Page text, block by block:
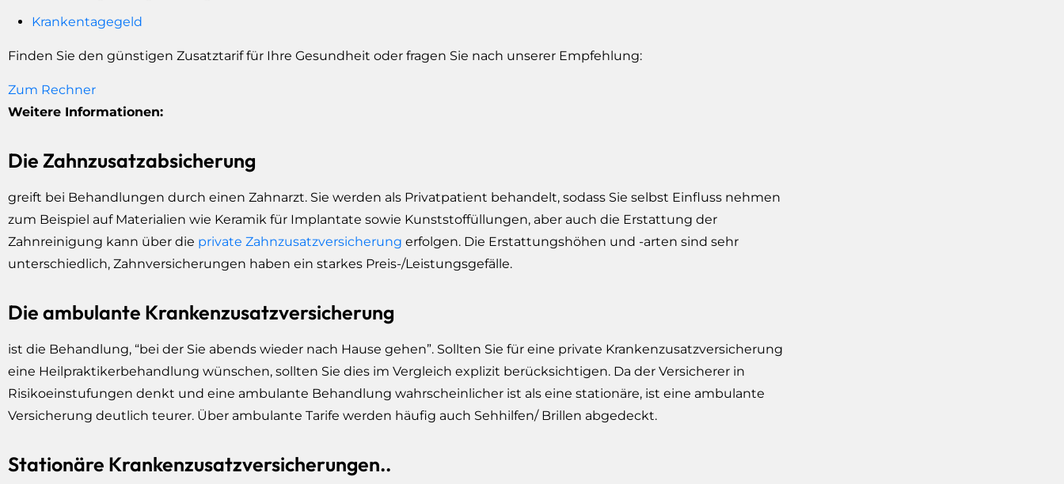
Krankentagegeld
Finden Sie den günstigen Zusatztarif für Ihre Gesundheit oder fragen Sie nach unserer Empfehlung:
Zum Rechner
Weitere Informationen:
Die Zahnzusatzabsicherung
greift bei Behandlungen durch einen Zahnarzt. Sie werden als Privatpatient behandelt, sodass Sie selbst Einfluss nehmen
zum Beispiel auf Materialien wie Keramik für Implantate sowie Kunststoffüllungen, aber auch die Erstattung der
Zahnreinigung kann über die private Zahnzusatzversicherung erfolgen. Die Erstattungshöhen und -arten sind sehr
unterschiedlich, Zahnversicherungen haben ein starkes Preis-/Leistungsgefälle.
Die ambulante Krankenzusatzversicherung
ist die Behandlung, “bei der Sie abends wieder nach Hause gehen”. Sollten Sie für eine private Krankenzusatzversicherung
eine Heilpraktikerbehandlung wünschen, sollten Sie dies im Vergleich explizit berücksichtigen. Da der Versicherer in
Risikoeinstufungen denkt und eine ambulante Behandlung wahrscheinlicher ist als eine stationäre, ist eine ambulante
Versicherung deutlich teurer. Über ambulante Tarife werden häufig auch Sehhilfen/ Brillen abgedeckt.
Stationäre Krankenzusatzversicherungen..